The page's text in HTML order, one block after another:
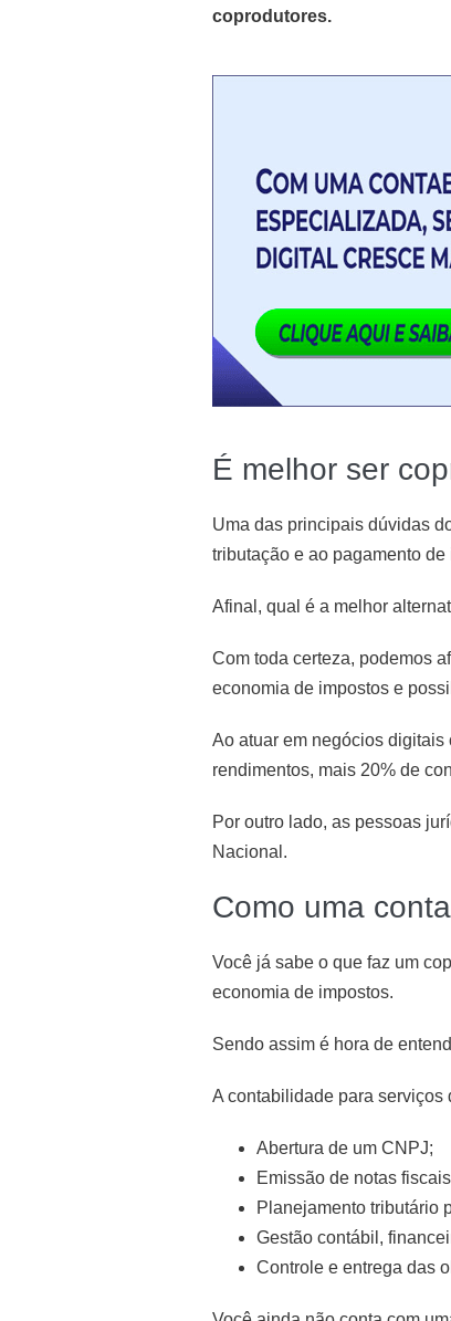
coprodutores.
É melhor ser
Uma das principais dúvidas
tributação e ao pagamento de
Afinal, qual é a melhor
Com toda certeza, podemos
economia de impostos e
Ao atuar em negócios digitais
rendimentos, mais 20% de
Por outro lado, as pessoas
Nacional.
Como uma
Você já sabe o que faz um
economia de impostos.
Sendo assim é hora de
A contabilidade para serviços
Abertura de um CNPJ;
Emissão de notas
Planejamento tributário
Gestão contábil,
Controle e entrega das